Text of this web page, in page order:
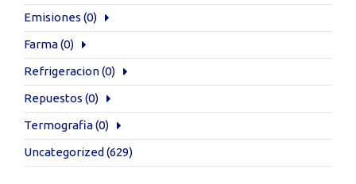
Emisiones (0)
Farma(0)
Refrigeracion(0)
Repuestos (0)
Termografia(0)
Uncategorized (629)